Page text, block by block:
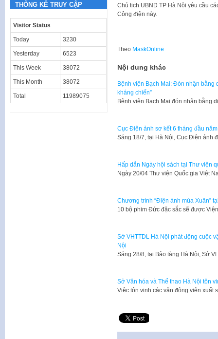
Chủ tịch UBND TP Hà Nội yêu cầu
Công điện này.
Theo MaskOnline
Nội dung khác
Bệnh viện Bạch Mai: Đón nhận
kháng chiến”
Bệnh viện Bạch Mai đón nhận bằng
Cục Điện ảnh sơ kết 6 tháng đầu
​Sáng 18/7, tại Hà Nội, Cục Điện ảnh
Hấp dẫn Ngày hội sách tại Thư viện
Ngày 20/04 Thư viện Quốc gia Việt
Chương trình “Điện ảnh mùa Xuân”
10 bộ phim Đức đặc sắc sẽ được
Sở VHTTDL Hà Nội phát động cuộc
Nội
​Sáng 28/8, tại Bảo tàng Hà Nội, Sở
Sở Văn hóa và Thể thao Hà Nội tôn
Việc tôn vinh các vận động viên
THỐNG KÊ TRUY CẬP
Visitor Status
Today 3230
Yesterday 6523
This Week 38072
This Month 38072
Total 11989075